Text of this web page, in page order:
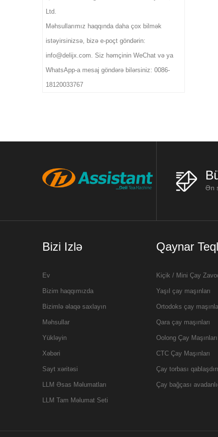
üçün idealdır.
Ltd.
Məhsullarımız haqqında daha çox bilmək
istəyirsinizsə, bizə e-poçt göndərin:
info@delijx.com. Siz həmçinin WeChat və ya
WhatsApp-a mesaj göndərə bilərsiniz: 0086-
18120033767
Ən
Bizi Izlə
Ev
Bizim haqqımızda
Bizimlə əlaqə saxlayın
Məhsullar
Yükləyin
Xəbəri
Sayt xəritəsi
LLM Əsas Məlumatları
LLM Tam Məlumat Seti
Qaynar
Kiçik / Mini Çay
Yaşıl çay maşınları
Ortodoks çay
Qara çay maşınları
Oolong Çay Maşınları
CTC Çay Maşınları
Çay torbası
Çay bağçası